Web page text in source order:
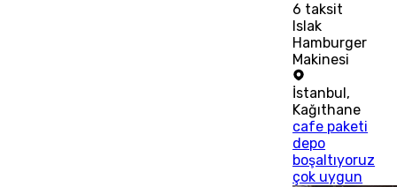
6 taksit
Islak
Hamburger
Makinesi
İstanbul ,
Kağıthane
cafe paketi
depo
boşaltıyoruz
çok uygun